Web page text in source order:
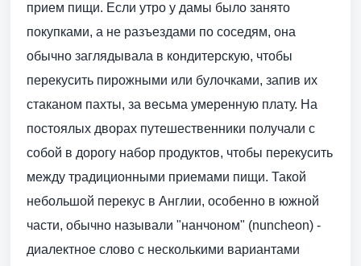
прием пищи. Если утро у дамы было занято
покупками, а не разъездами по соседям, она
обычно заглядывала в кондитерскую, чтобы
перекусить пирожными или булочками, запив их
стаканом пахты, за весьма умеренную плату. На
постоялых дворах путешественники получали с
собой в дорогу набор продуктов, чтобы перекусить
между традиционными приемами пищи. Такой
небольшой перекус в Англии, особенно в южной
части, обычно называли "нанчоном" (nuncheon) -
диалектное слово с несколькими вариантами